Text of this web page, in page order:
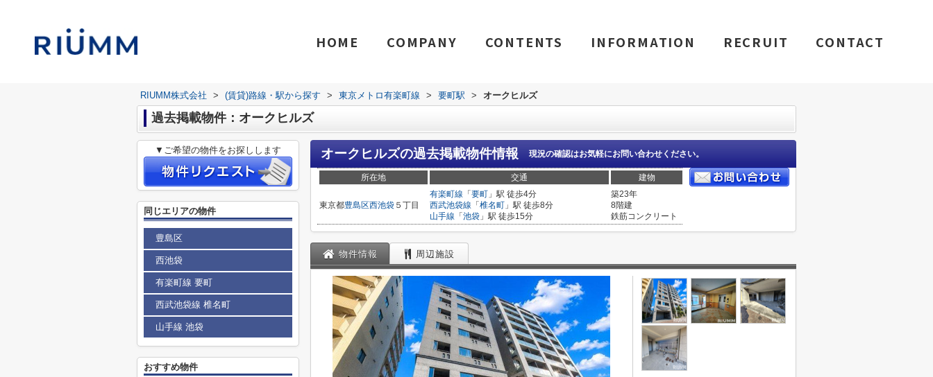
HOME COMPANY CONTENTS INFORMATION RECRUIT CONTACT
RIUMM株式会社 > (賃貸)路線・駅から探す > 東京メトロ有楽町線 > 要町駅 > オークヒルズ
過去掲載物件：オークヒルズ
オークヒルズの過去掲載物件情報 現況の確認はお気軽にお問い合わせください。
所在地 交通 建物
東京都豊島区西池袋 ５丁目
有楽町線 「 要町 」駅 徒歩4分
西武池袋線 「 椎名町 」駅 徒歩8分
山手線 「 池袋 」駅 徒歩15分
築23年
8階建
鉄筋コンクリート
物件情報 周辺施設
▼ご希望の物件をお探しします
同じエリアの物件
豊島区
西池袋
有楽町線 要町
西武池袋線 椎名町
山手線 池袋
おすすめ物件